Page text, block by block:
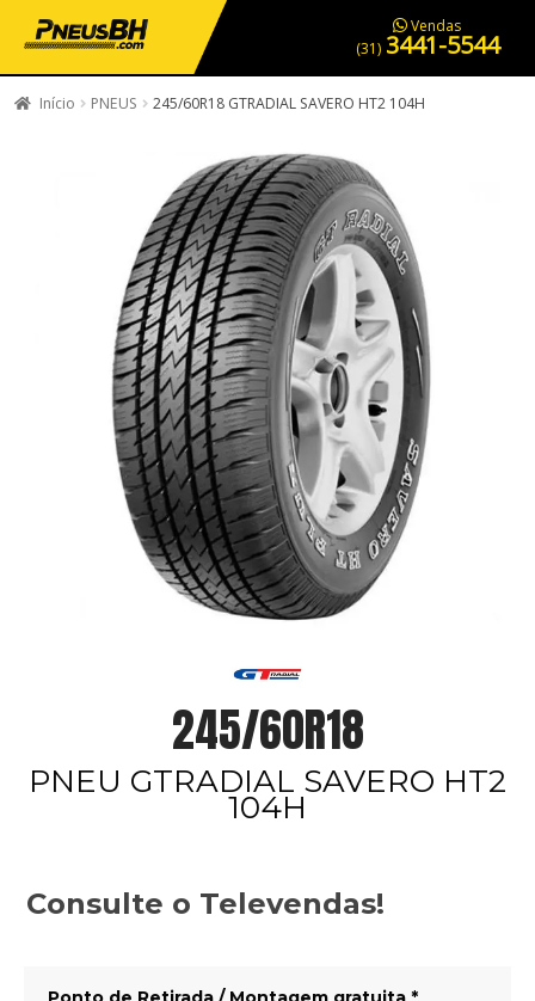
PNEUS EM OFERTA SERVIÇOS AUTOMOTIVOS NOSSA LOJA
Vendas
(31) 3441-5544
Início PNEUS 245/60R18 GTRADIAL SAVERO HT2 104H
245/60R18
PNEU GTRADIAL SAVERO HT2
104H
Consulte o Televendas!